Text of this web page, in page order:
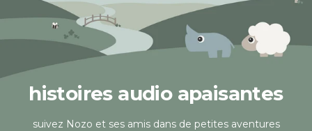
histoires audio apaisantes
suivez Nozo et ses amis dans de petites aventures